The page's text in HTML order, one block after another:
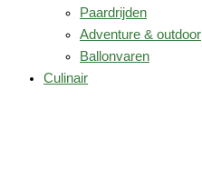
Paardrijden
Adventure & outdoor
Ballonvaren
Culinair